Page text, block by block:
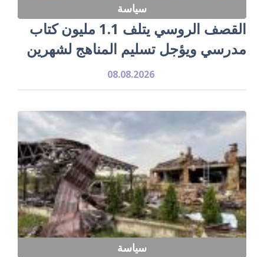
سياسة
القصف الروسي يتلف 1.1 مليون كتاب
مدرسي ويؤجل تسليم المناهج لشهرين
08.08.2026
سياسة